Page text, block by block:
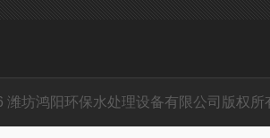
潍坊鸿阳环保水处理设备有限公司版权所